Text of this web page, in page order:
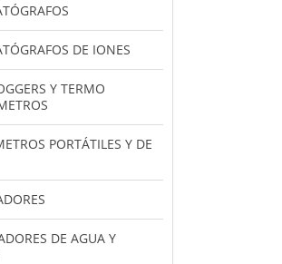
DE IONES
Y TERMO
PORTÁTILES Y DE
DE AGUA Y